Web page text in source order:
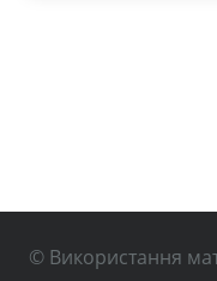
© Використання